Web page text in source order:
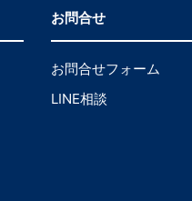
お問合せ
お問合せフォーム
LINE相談